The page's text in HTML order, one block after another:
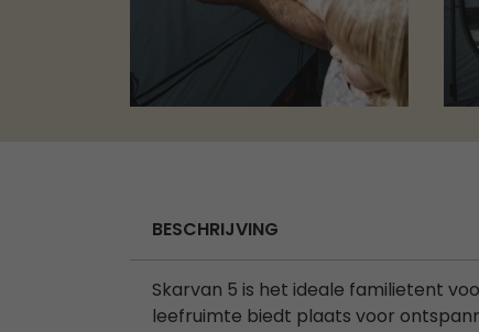
BESCHRIJVING
Skarvan 5 is het ideale familietent
leefruimte biedt plaats voor